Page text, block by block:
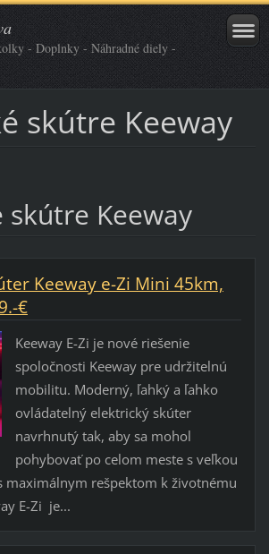
- Doplnky - Náhradné diely -
skútre Keeway
skútre Keeway
Keeway e-Zi Mini 45km,
€
Keeway E-Zi je nové riešenie
spoločnosti Keeway pre udržitelnú
mobilitu. Moderný, ľahký a ľahko
ovládatelný elektrický skúter
navrhnutý tak, aby sa mohol
pohybovať po celom meste s veľkou
maximálnym rešpektom k životnému
E-Zi je...